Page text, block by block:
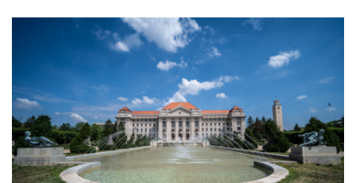
köszöntötték a professzort.